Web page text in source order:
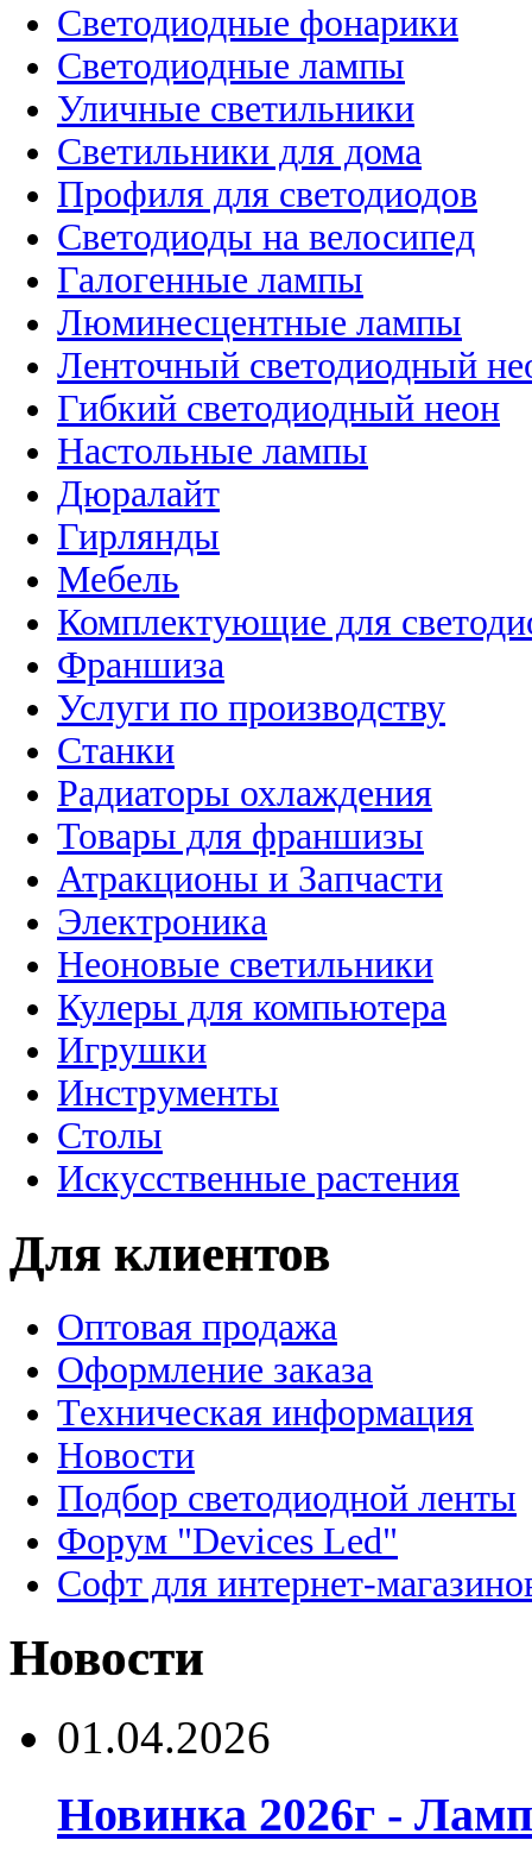
Светодиодные фонарики
Светодиодные лампы
Уличные светильники
Светильники для дома
Профиля для светодиодов
Светодиоды на велосипед
Галогенные лампы
Люминесцентные лампы
Ленточный светодиодный
Гибкий светодиодный неон
Настольные лампы
Дюралайт
Гирлянды
Мебель
Комплектующие для
Франшиза
Услуги по производству
Станки
Радиаторы охлаждения
Товары для франшизы
Атракционы и Запчасти
Электроника
Неоновые светильники
Кулеры для компьютера
Игрушки
Инструменты
Столы
Искусственные растения
Для клиентов
Оптовая продажа
Оформление заказа
Техническая информация
Новости
Подбор светодиодной ленты
Форум "Devices Led"
Софт для интернет-
Новости
01.04.2026
Новинка 2026г -